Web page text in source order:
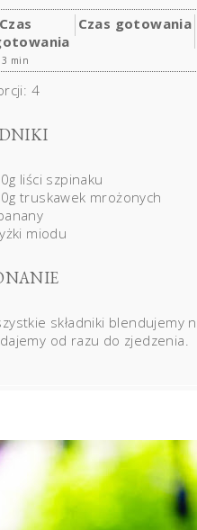
Czas
3 min
Czas gotowania
4
liści szpinaku
truskawek mrożonych
miodu
składniki blendujemy
od razu do zjedzenia.